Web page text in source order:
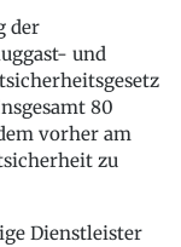
der
und
80
vorher am
zu
Dienstleister